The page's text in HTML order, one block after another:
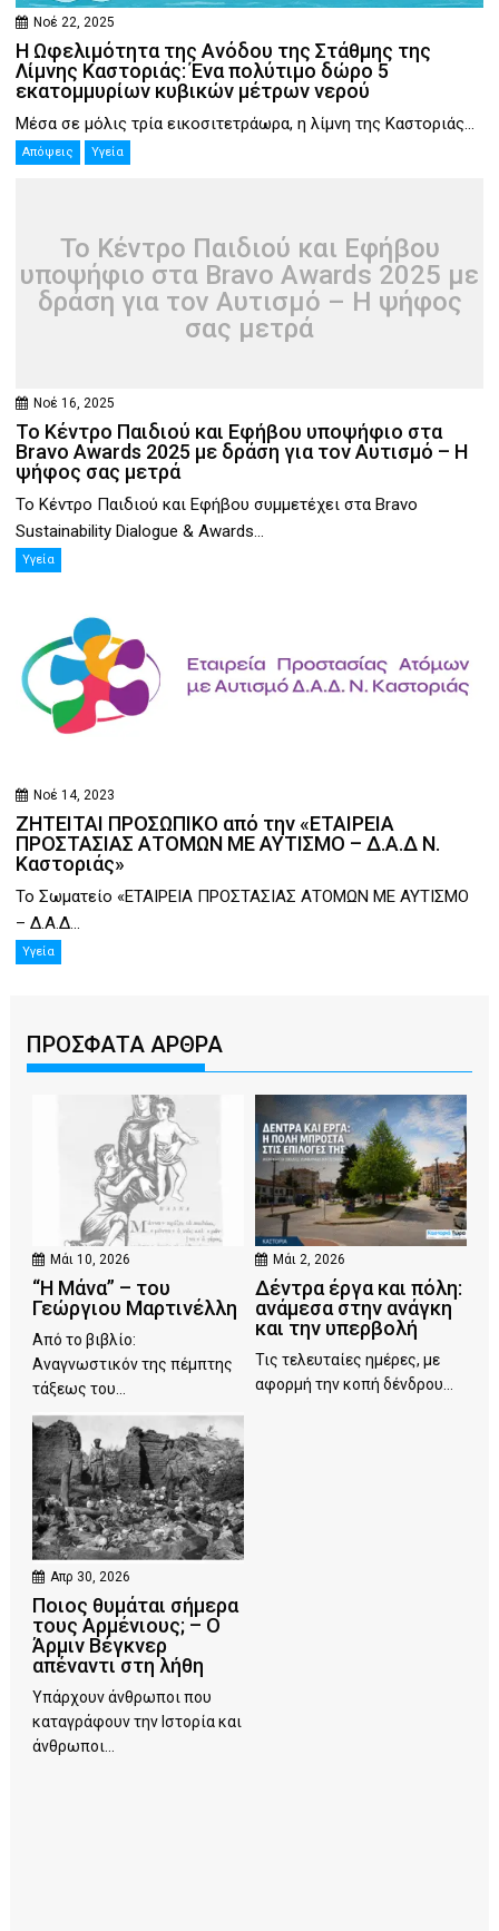
Νοέ 22, 2025
Η Ωφελιμότητα της Ανόδου της Στάθμης της
Λίμνης Καστοριάς: Ένα πολύτιμο δώρο 5
εκατομμυρίων κυβικών μέτρων νερού
Μέσα σε μόλις τρία εικοσιτετράωρα, η λίμνη της Καστοριάς...
Απόψεις Υγεία
Το Κέντρο Παιδιού και Εφήβου
υποψήφιο στα Bravo Awards 2025 με
δράση για τον Αυτισμό – Η ψήφος
σας μετρά
Νοέ 16, 2025
Το Κέντρο Παιδιού και Εφήβου υποψήφιο στα
Bravo Awards 2025 με δράση για τον Αυτισμό – Η
ψήφος σας μετρά
Το Κέντρο Παιδιού και Εφήβου συμμετέχει στα Bravo
Sustainability Dialogue & Awards...
Υγεία
Νοέ 14, 2023
ΖΗΤΕΙΤΑΙ ΠΡΟΣΩΠΙΚΟ από την «ΕΤΑΙΡΕΙΑ
ΠΡΟΣΤΑΣΙΑΣ ΑΤΟΜΩΝ ΜΕ ΑΥΤΙΣΜΟ – Δ.Α.Δ Ν.
Καστοριάς»
Το Σωματείο «ΕΤΑΙΡΕΙΑ ΠΡΟΣΤΑΣΙΑΣ ΑΤΟΜΩΝ ΜΕ ΑΥΤΙΣΜΟ
– Δ.Α.Δ...
Υγεία
ΠΡΟΣΦΑΤΑ ΑΡΘΡΑ
Μάι 10, 2026
“Η Μάνα” – του
Γεώργιου Μαρτινέλλη
Από το βιβλίο:
Αναγνωστικόν της πέμπτης
τάξεως του...
Μάι 2, 2026
Δέντρα έργα και πόλη:
ανάμεσα στην ανάγκη
και την υπερβολή
Τις τελευταίες ημέρες, με
αφορμή την κοπή δένδρου...
Απρ 30, 2026
Ποιος θυμάται σήμερα
τους Αρμένιους; – Ο
Άρμιν Βέγκνερ
απέναντι στη λήθη
Υπάρχουν άνθρωποι που
καταγράφουν την Ιστορία και
άνθρωποι...